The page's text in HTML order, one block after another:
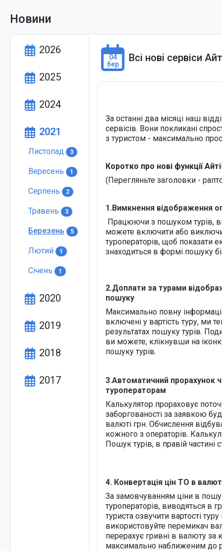
Новини
2026
2025
2024
2021
Листопад 3
Вересень 1
Серпень 2
Травень 3
Березень 5
Лютий 1
Січень 1
2020
2019
2018
2017
04
бер
Всі нові сервіси
За останні два місяці наш
сервісів. Вони покликані
з туристом - максимально
Коротко про нові функції
(Перегляньте заголовки -
1.Вимкнення відображення
Працюючи з пошуком турів,
можете включити або
туроператорів, щоб показати
знаходиться в формі пошуку
2.Доплати за турами
пошуку
Максимально повну
включені у вартість туру, ми
результатах пошуку турів.
ви можете, клікнувши на
пошуку турів.
3.Автоматичний прорахунок
туроператорам
Калькулятор прораховує
заборгованості за заявкою
валюті грн. Обчислення
кожного з операторів.
Пошук турів, в правій частині
4. Конвертація цін ТО в
За замовчуванням ціни в
туроператорів, виводяться в
туриста озвучити вартості
використовуйте перемикач
перерахує гривні в валюту за
максимально наближеним до